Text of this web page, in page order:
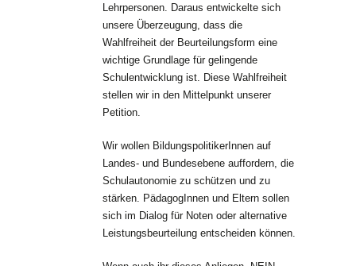
Lehrpersonen. Daraus entwickelte sich
unsere Überzeugung, dass die
Wahlfreiheit der Beurteilungsform eine
wichtige Grundlage für gelingende
Schulentwicklung ist. Diese Wahlfreiheit
stellen wir in den Mittelpunkt unserer
Petition.
Wir wollen BildungspolitikerInnen auf
Landes- und Bundesebene auffordern, die
Schulautonomie zu schützen und zu
stärken. PädagogInnen und Eltern sollen
sich im Dialog für Noten oder alternative
Leistungsbeurteilung entscheiden können.